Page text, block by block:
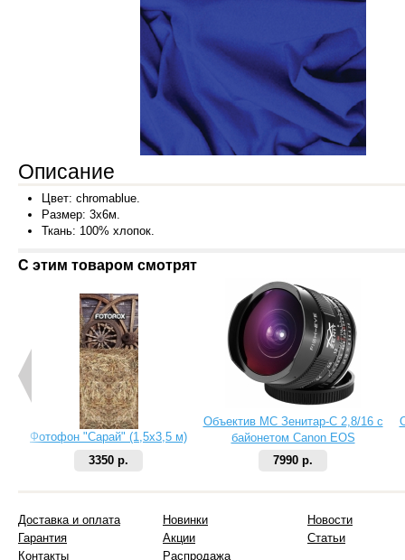
Описание
Цвет: chromablue.
Размер: 3x6м.
Ткань: 100% хлопок.
С этим товаром смотрят
Фотофон "Сарай" (1,5х3,5 м)
3350 р.
Объектив МС Зенитар-C 2,8/16 с
байонетом Canon EOS
7990 р.
Доставка и оплата
Гарантия
Контакты
Новинки
Акции
Распродажа
Новости
Статьи